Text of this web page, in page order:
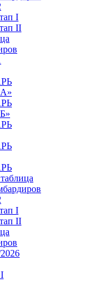
I
II
I
II